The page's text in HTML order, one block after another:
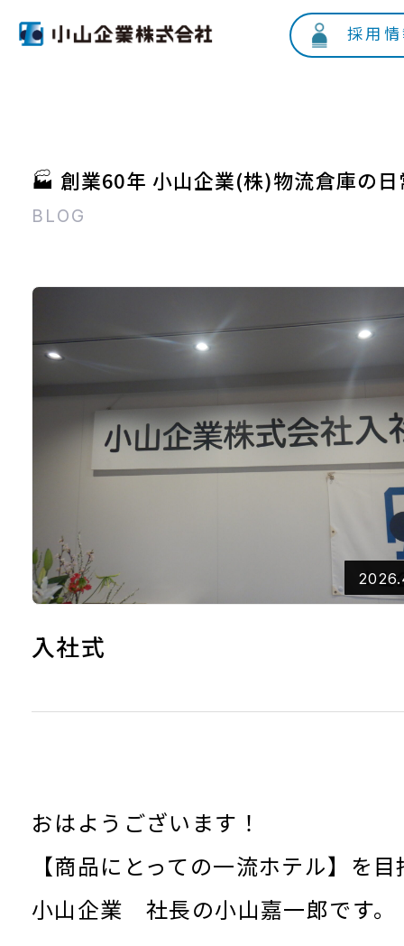
採用
🏭 創業60年 小山企業(株)物流倉庫の
BLOG
入社式
おはようございます！
【商品にとっての一流ホテル】を
小山企業 社長の小山嘉一郎です。